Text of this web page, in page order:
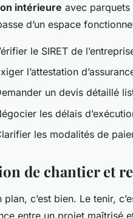
intérieure avec parquets
d’un espace
le SIRET de
l’attestation
un devis détaillé
les délais
les modalités de
de chantier et
plan, c’est bien. Le tenir,